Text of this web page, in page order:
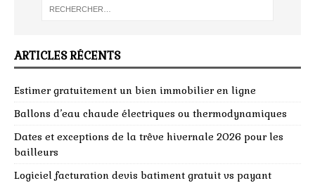
ARTICLES RÉCENTS
Estimer gratuitement un bien immobilier en ligne
Ballons d’eau chaude électriques ou thermodynamiques
Dates et exceptions de la trêve hivernale 2026 pour les
bailleurs
Logiciel facturation devis batiment gratuit vs payant